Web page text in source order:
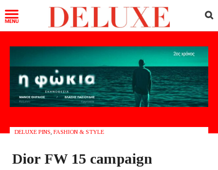
DELUXE PINS FASHION & STYLE
Dior FW 15 campaign